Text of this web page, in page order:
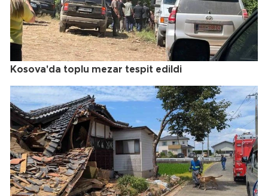
Kosova'da toplu mezar tespit edildi